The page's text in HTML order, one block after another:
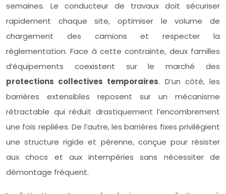
semaines. Le conducteur de travaux doit sécuriser
rapidement chaque site, optimiser le volume de
chargement des camions et respecter la
réglementation. Face à cette contrainte, deux familles
d’équipements coexistent sur le marché des
protections collectives temporaires. D’un côté, les
barrières extensibles reposent sur un mécanisme
rétractable qui réduit drastiquement l’encombrement
une fois repliées. De l’autre, les barrières fixes privilégient
une structure rigide et pérenne, conçue pour résister
aux chocs et aux intempéries sans nécessiter de
démontage fréquent.